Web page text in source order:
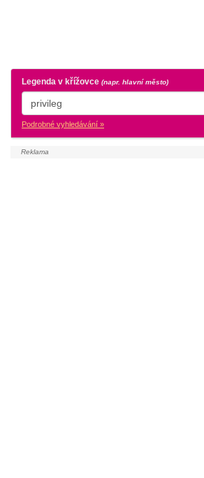
Legenda v křížovce (napr. hlavní město)
Podrobné vyhledávání »